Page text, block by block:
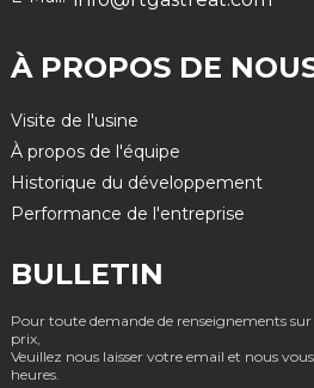
À PROPOS DE
Visite de l'usine
À propos de l'équipe
Historique du développement
Performance de l'entreprise
BULLETIN
Pour toute demande de renseignements
prix,
Veuillez nous laisser votre email et nous
heures.